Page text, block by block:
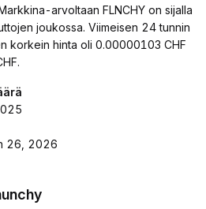
arvoltaan FLNCHY on sijalla
joukossa. Viimeisen 24 tunnin
korkein hinta oli 0.00000103 CHF
26, 2026